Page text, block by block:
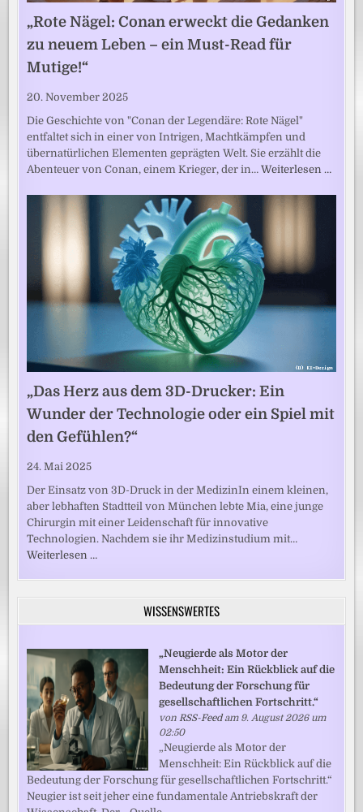
„Rote Nägel: Conan erweckt die Gedanken
zu neuem Leben – ein Must-Read für
Mutige!“
20. November 2025
Die Geschichte von "Conan der Legendäre: Rote Nägel"
entfaltet sich in einer von Intrigen, Machtkämpfen und
übernatürlichen Elementen geprägten Welt. Sie erzählt die
Abenteuer von Conan, einem Krieger, der in…Weiterlesen …
„Das Herz aus dem 3D-Drucker: Ein
Wunder der Technologie oder ein Spiel mit
den Gefühlen?“
24. Mai 2025
Der Einsatz von 3D-Druck in der MedizinIn einem kleinen,
aber lebhaften Stadtteil von München lebte Mia, eine junge
Chirurgin mit einer Leidenschaft für innovative
Technologien. Nachdem sie ihr Medizinstudium mit…
Weiterlesen …
WISSENSWERTES
„Neugierde als Motor der
Menschheit: Ein Rückblick auf die
Bedeutung der Forschung für
gesellschaftlichen Fortschritt.“
vonRSS-Feedam 9. August 2026 um
02:50
„Neugierde als Motor der
Menschheit: Ein Rückblick auf die
Bedeutung der Forschung für gesellschaftlichen Fortschritt.“
Neugier ist seit jeher eine fundamentale Antriebskraft der